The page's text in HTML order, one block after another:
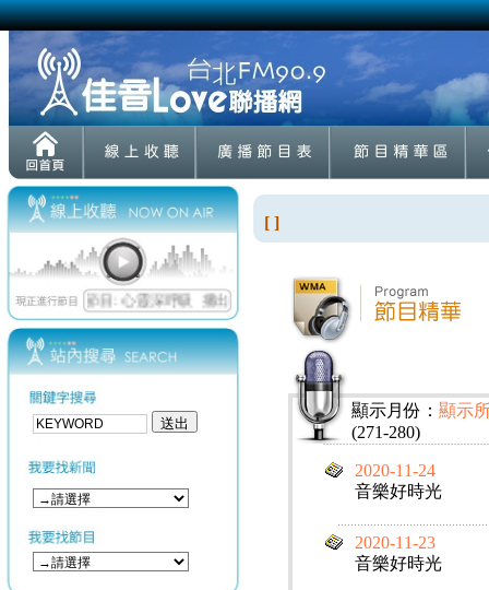
[ ]
顯示月份： 顯示
(271-280)
2020-11-24
音樂好時光
2020-11-23
音樂好時光